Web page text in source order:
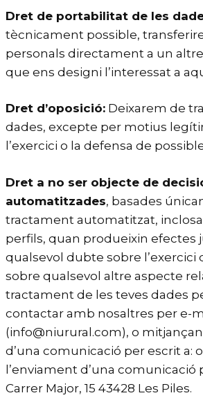
Dret de portabilitat de les
tècnicament possible,
personals directament a un
que ens designi l’interessat a
Dret d’oposició: Deixarem de
dades, excepte per motius
l’exercici o la defensa de
Dret a no ser objecte de
automatitzades, basades
tractament automatitzat, inclosa
perfils, quan produeixin efectes
qualsevol dubte sobre l’exercici
sobre qualsevol altre aspecte
tractament de les teves dades
contactar amb nosaltres per e-
(info@niurural.com), o
d’una comunicació per escrit a:
l’enviament d’una comunicació
Carrer Major, 15 43428 Les Piles.